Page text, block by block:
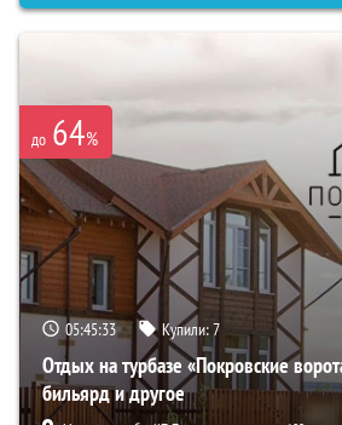
до 64%
05:45:31 Купили:7
Отдых на турбазе «Покровские
бильярд и другое